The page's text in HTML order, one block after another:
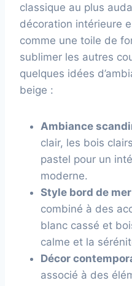
classique au plus
décoration intérieure
comme une toile de
sublimer les autres
quelques idées
beige :
Ambiance
clair, les bois
pastel pour un
moderne.
Style bord de mer
combiné à des
blanc cassé et
calme et la
Décor
associé à des